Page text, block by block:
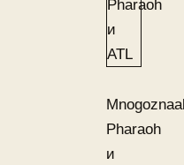
Pharaoh
и